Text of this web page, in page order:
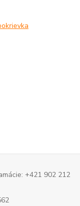
+421 902 212